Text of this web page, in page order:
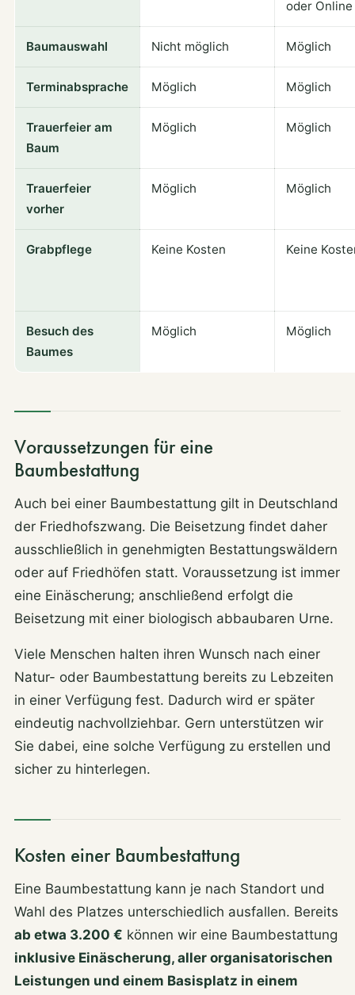
oder Online
Baumauswahl Nicht möglich Möglich
Terminabsprache Möglich Möglich
Trauerfeier am
Baum
Möglich Möglich
Trauerfeier
vorher
Möglich Möglich
Grabpflege Keine Kosten Keine
Besuch des
Baumes
Möglich Möglich
Voraussetzungen für eine
Baumbestattung
Auch bei einer Baumbestattung gilt in Deutschland
der Friedhofszwang. Die Beisetzung findet daher
ausschließlich in genehmigten Bestattungswäldern
oder auf Friedhöfen statt. Voraussetzung ist immer
eine Einäscherung; anschließend erfolgt die
Beisetzung mit einer biologisch abbaubaren Urne.
Viele Menschen halten ihren Wunsch nach einer
Natur- oder Baumbestattung bereits zu Lebzeiten
in einer Verfügung fest. Dadurch wird er später
eindeutig nachvollziehbar. Gern unterstützen wir
Sie dabei, eine solche Verfügung zu erstellen und
sicher zu hinterlegen.
Kosten einer Baumbestattung
Eine Baumbestattung kann je nach Standort und
Wahl des Platzes unterschiedlich ausfallen. Bereits
ab etwa 3.200 € können wir eine Baumbestattung
inklusive Einäscherung, aller organisatorischen
Leistungen und einem Basisplatz in einem